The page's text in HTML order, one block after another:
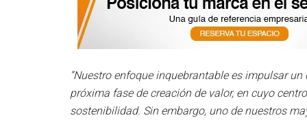
“Nuestro enfoque inquebrantable es impulsar
próxima fase de creación de valor, en cuyo
sostenibilidad. Sin embargo, uno de nuestros